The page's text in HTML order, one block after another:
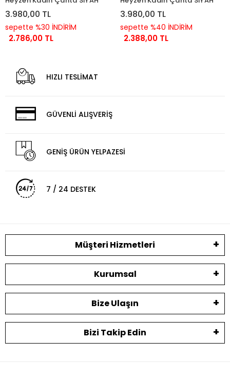
3.980,00 TL
sepette %30 İNDİRİM
2.786,00 TL
3.980,00 TL
sepette %40 İNDİRİM
2.388,00 TL
HIZLI TESLİMAT
GÜVENLİ ALIŞVERİŞ
GENİŞ ÜRÜN YELPAZESİ
7 / 24 DESTEK
Müşteri Hizmetleri
Kurumsal
Bize Ulaşın
Bizi Takip Edin